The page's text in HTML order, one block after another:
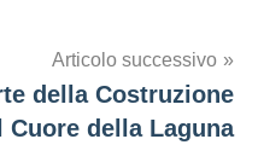
Articolo successivo
della Costruzione
Cuore della Laguna